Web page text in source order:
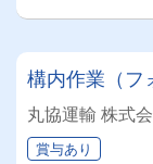
構内作業（フ
丸協運輸 株式
賞与あり